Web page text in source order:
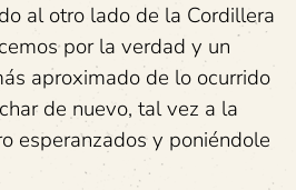
al otro lado de la Cordillera
por la verdad y un
aproximado de lo ocurrido
de nuevo, tal vez a la
esperanzados y poniéndole